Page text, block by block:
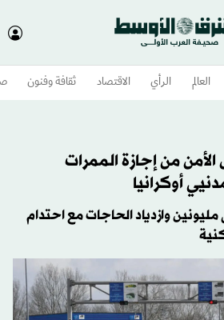
العالم الرأي الاقتصاد ثقافة وفنون
من إجازة الممرات
أوكرانيا
مليونين وازدياد الحاجات مع احتدام